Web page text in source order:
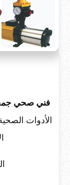
فني صحي
الأدوات